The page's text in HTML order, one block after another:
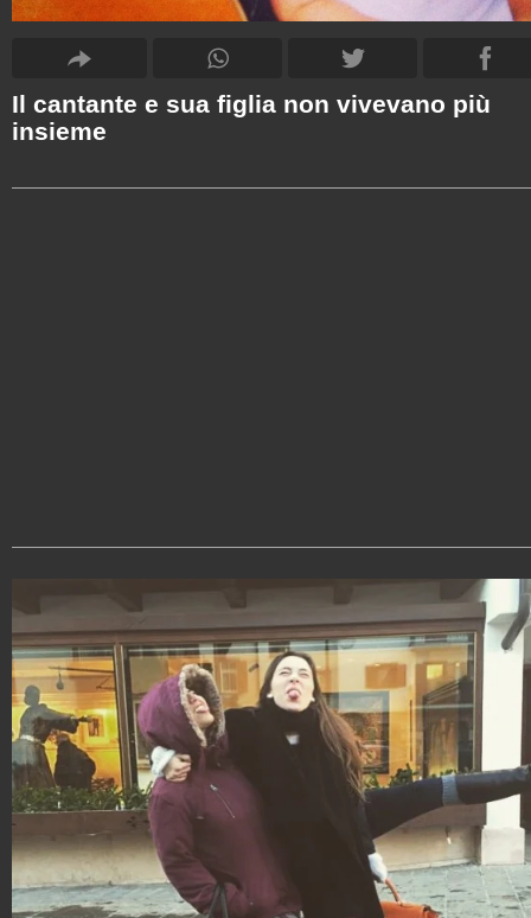
Il cantante e sua figlia non vivevano più
insieme